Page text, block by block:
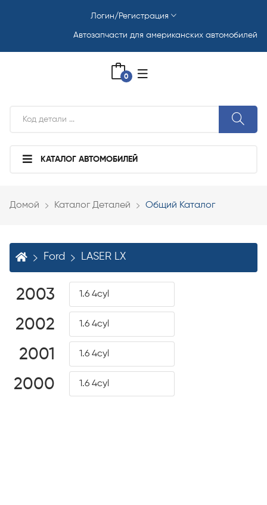
Автозапчасти для американских автомобилей
Логин/Регистрация
0
КАТАЛОГ АВТОМОБИЛЕЙ
Домой Каталог Деталей Общий Каталог
Ford LASER LX
2003 1.6 4cyl
2002 1.6 4cyl
2001 1.6 4cyl
2000 1.6 4cyl